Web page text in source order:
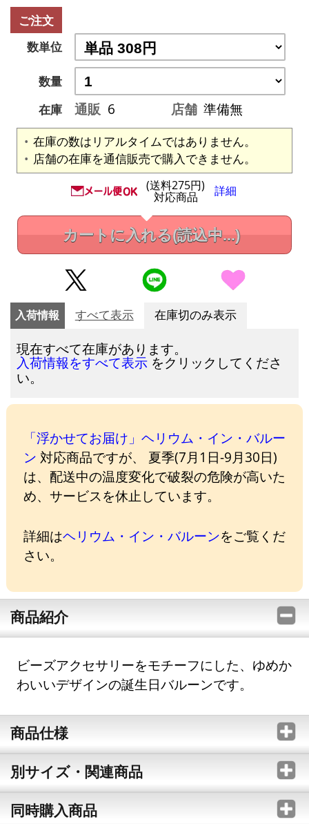
ご注文
数単位
数量
在庫
通販 6 店舗 準備無
在庫の数はリアルタイムではありません。
店舗の在庫を通信販売で購入できません。
(送料275円)
対応商品 詳細
カートに入れる(読込中...)
入荷情報 すべて表示 在庫切のみ表示
現在すべて在庫があります。
入荷情報をすべて表示 をクリックしてくださ
い。
「浮かせてお届け」ヘリウム・イン・バルー
ン 対応商品ですが、 夏季(7月1日-9月30日)
は、配送中の温度変化で破裂の危険が高いた
め、サービスを休止しています。
詳細はヘリウム・イン・バルーンをご覧くだ
さい。
商品紹介
ビーズアクセサリーをモチーフにした、ゆめか
わいいデザインの誕生日バルーンです。
商品仕様
別サイズ・関連商品
同時購入商品